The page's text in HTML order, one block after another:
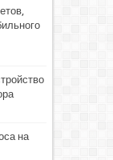
на